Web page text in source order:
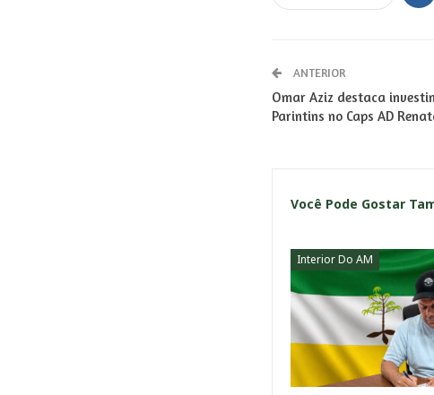
ANTERIOR
Omar Aziz destaca
Parintins no Caps AD
Você Pode Gostar
Interior Do AM